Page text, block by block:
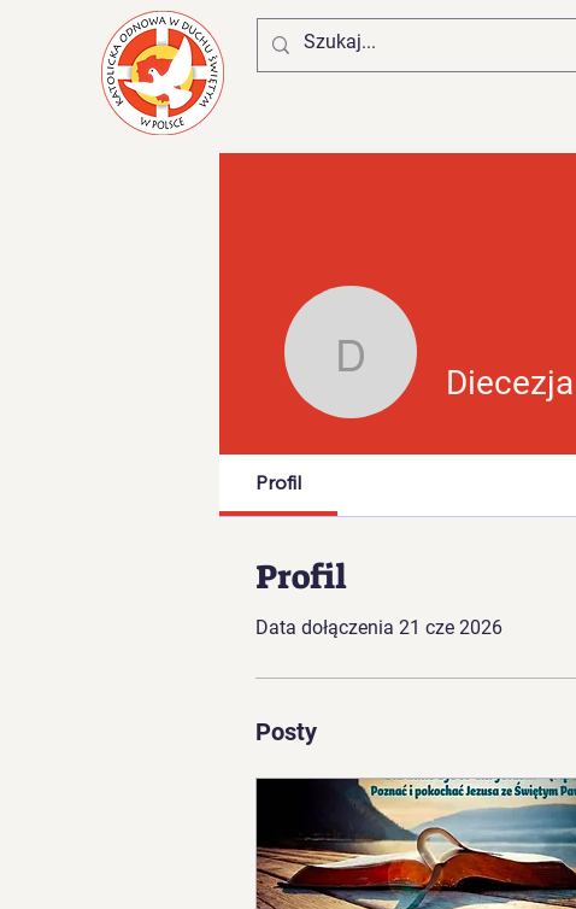
Diecezja
Profil
Profil
Data dołączenia 21 cze 2026
Posty